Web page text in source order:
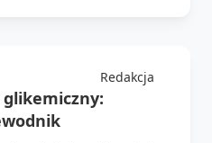
Redakcja